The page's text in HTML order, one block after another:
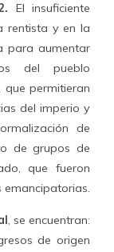
El insuficiente
rentista y en la
para aumentar
del pueblo
que permitieran
del imperio y
de
de grupos de
que fueron
emancipatorias.
, se encuentran:
de origen